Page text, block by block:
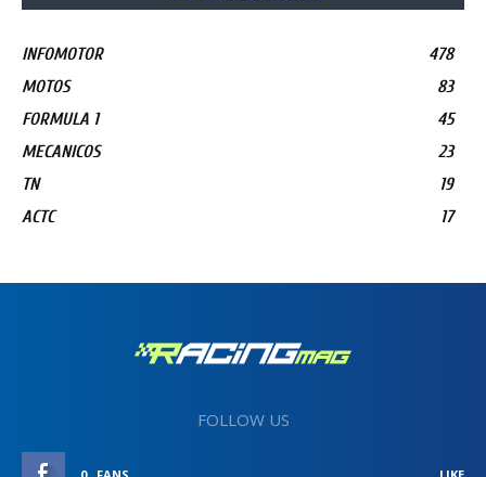
INFOMOTOR
478
MOTOS
83
FORMULA 1
45
MECANICOS
23
TN
19
ACTC
17
FOLLOW US